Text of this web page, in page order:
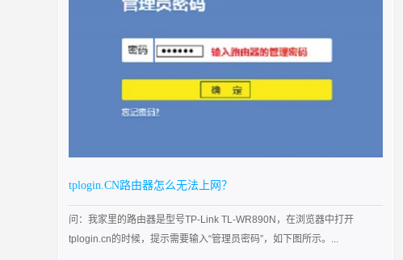
tplogin.CN路由器怎么无法上网？
问：我家里的路由器是型号TP-Link TL-WR890N，在浏览器中打开
tplogin.cn的时候，提示需要输入“管理员密码”，如下图所示。...